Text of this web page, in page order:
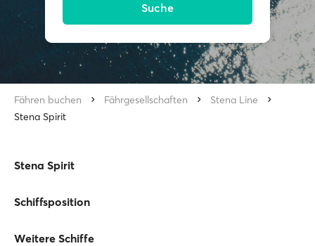
Suche
Fähren buchen Fährgesellschaften
Stena Line
Stena Spirit
Stena Spirit
Schiffsposition
Weitere Schiffe